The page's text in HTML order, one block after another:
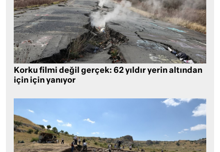
Korku filmi değil gerçek: 62 yıldır yerin altından
için için yanıyor